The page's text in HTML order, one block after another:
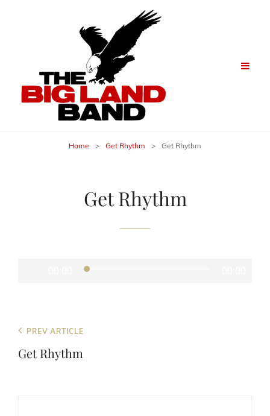
Home > Get Rhythm > Get Rhythm
Get Rhythm
Beitragsnavigation
Previous
Post
PREV ARTICLE
Get Rhythm